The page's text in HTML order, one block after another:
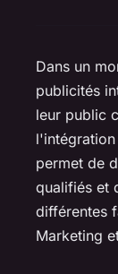
Dans un
publicités
leur public
permet de
qualifiés et
différentes
Marketing